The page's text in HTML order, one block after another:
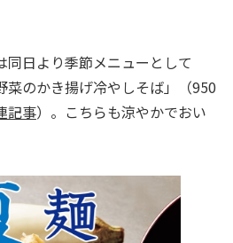
日より季節メニューとして
菜のかき揚げ冷やしそば」（950
記事）。こちらも涼やかでおい